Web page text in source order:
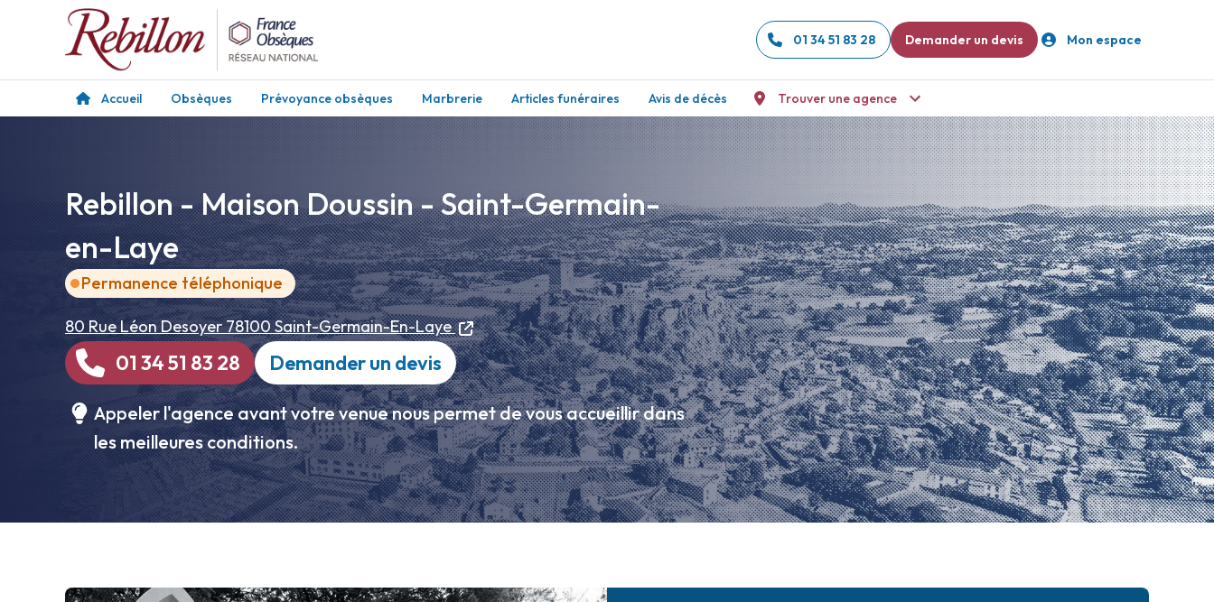
01 34 51 83 28 Demander un devis Mon espace
Accueil Obsèques Prévoyance obsèques Marbrerie Articles funéraires Avis de décès Trouver une agence
Rebillon - Maison Doussin - Saint-Germain-
en-Laye
Permanence téléphonique
80 Rue Léon Desoyer78100 Saint-Germain-En-Laye
01 34 51 83 28 Demander un devis
Appeler l'agence avant votre venue nous permet de vous accueillir dans
les meilleures conditions.